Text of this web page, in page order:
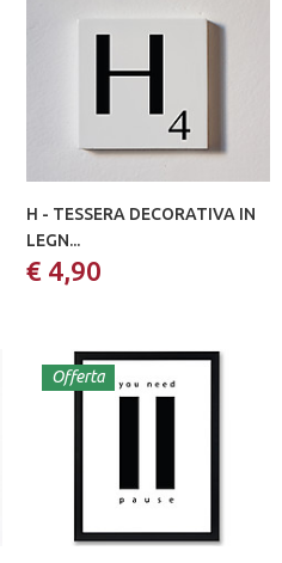
H - TESSERA DECORATIVA IN
LEGN...
€ 4,90
Offerta